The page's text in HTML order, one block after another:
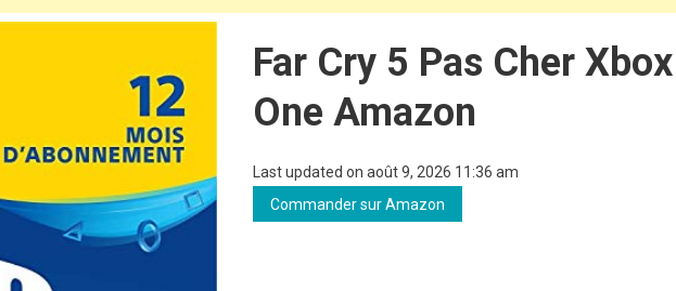
Far Cry 5 Pas Cher Xbox
One Amazon
Last updated on août 9, 2026 11:36 am
Commander sur Amazon